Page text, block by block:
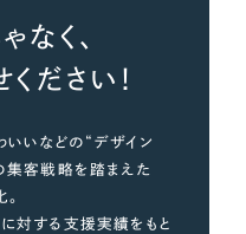
なく、
ださい！
いいなどの“デザイン
集客戦略を踏まえた
する支援実績をもと